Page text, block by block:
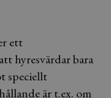
ett
hyresvärdar bara
speciellt
är t.ex. om